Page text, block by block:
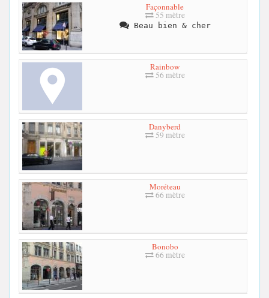
Façonnable
55 mètre
Beau bien & cher
Rainbow
56 mètre
Danyberd
59 mètre
Moréteau
66 mètre
Bonobo
66 mètre